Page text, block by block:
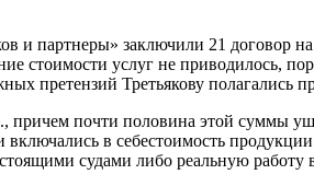
и партнеры» заключили 21
стоимости услуг не приводилось,
претензий Третьякову полагались
причем почти половина этой суммы
в себестоимость
судами либо реальную